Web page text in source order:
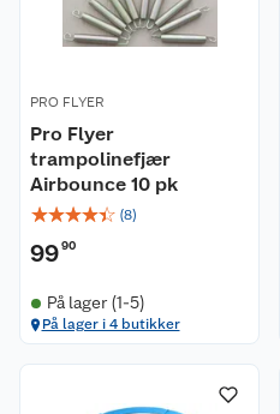
PRO FLYER
Pro Flyer
trampolinefjær
Airbounce 10 pk
☆☆☆☆☆ (8)
9990
På lager (1-5)
På lager i 4 butikker
Kundeservice